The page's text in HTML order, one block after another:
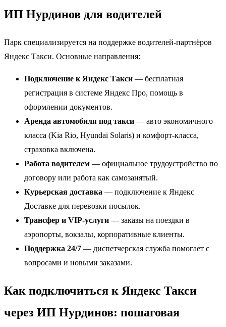
ИП Нурдинов для водителей
Парк специализируется на поддержке водителей-партнёров
Яндекс Такси. Основные направления:
Подключение к Яндекс Такси — бесплатная
регистрация в системе Яндекс Про, помощь в
оформлении документов.
Аренда автомобиля под такси — авто экономичного
класса (Kia Rio, Hyundai Solaris) и комфорт-класса,
страховка включена.
Работа водителем — официальное трудоустройство по
договору или работа как самозанятый.
Курьерская доставка — подключение к Яндекс
Доставке для перевозки посылок.
Трансфер и VIP-услуги — заказы на поездки в
аэропорты, вокзалы, корпоративные клиенты.
Поддержка 24/7 — диспетчерская служба помогает с
вопросами и новыми заказами.
Как подключиться к Яндекс Такси
через ИП Нурдинов: пошаговая